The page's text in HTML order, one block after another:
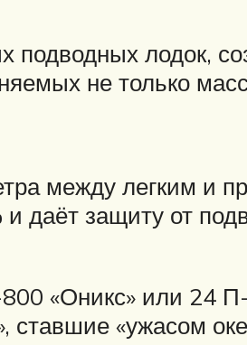
подводных лодок,
не только
между легким и
и даёт защиту от
800 «Оникс» или 24
ставшие «ужасом